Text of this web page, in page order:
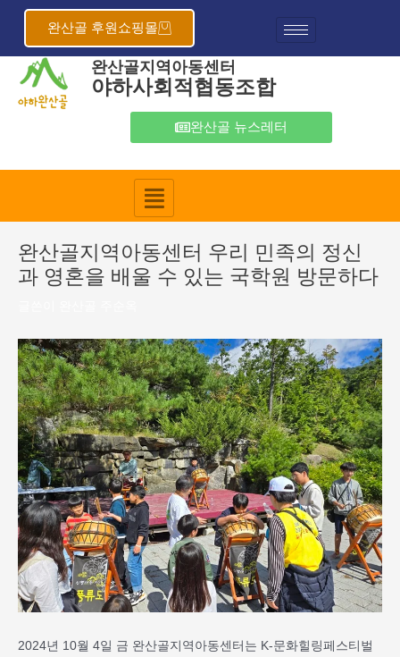
완산골 후원쇼핑몰
완산골지역아동센터
야하사회적협동조합
완산골 뉴스레터
완산골지역아동센터 우리 민족의 정신
과 영혼을 배울 수 있는 국학원 방문하다
2024년 10월 4일 금 완산골지역아동센터는 K-문화힐링페스티벌
포
트
탐
색